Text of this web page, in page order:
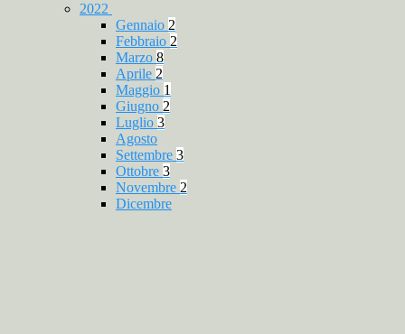
2022
Gennaio 2
Febbraio 2
Marzo 8
Aprile 2
Maggio 1
Giugno 2
Luglio 3
Agosto
Settembre 3
Ottobre 3
Novembre 2
Dicembre